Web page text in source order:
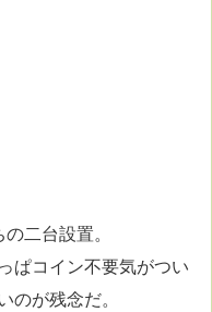
二台設置。
ぱコイン不要気がつい
のが残念だ。